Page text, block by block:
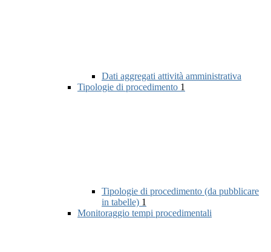
Dati aggregati attività amministrativa
Tipologie di procedimento 1
Tipologie di procedimento (da pubblicare
in tabelle) 1
Monitoraggio tempi procedimentali